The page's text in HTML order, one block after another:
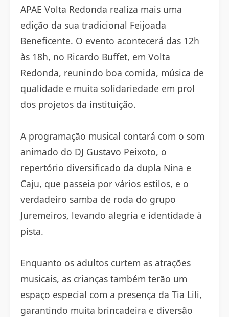
APAE Volta Redonda realiza mais uma
edição da sua tradicional Feijoada
Beneficente. O evento acontecerá das 12h
às 18h, no Ricardo Buffet, em Volta
Redonda, reunindo boa comida, música de
qualidade e muita solidariedade em prol
dos projetos da instituição.
A programação musical contará com o som
animado do DJ Gustavo Peixoto, o
repertório diversificado da dupla Nina e
Caju, que passeia por vários estilos, e o
verdadeiro samba de roda do grupo
Juremeiros, levando alegria e identidade à
pista.
Enquanto os adultos curtem as atrações
musicais, as crianças também terão um
espaço especial com a presença da Tia Lili,
garantindo muita brincadeira e diversão